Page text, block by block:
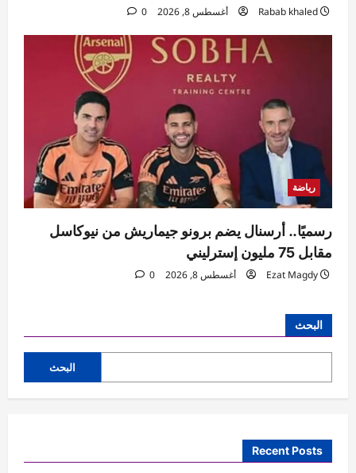
Rabab khaled أغسطس 8, 2026 0
رياضة
رسميًا.. أرسنال يضم برونو جيماريش من نيوكاسل
مقابل 75 مليون إسترليني
Ezat Magdy أغسطس 8, 2026 0
البحث
البحث
Recent Posts